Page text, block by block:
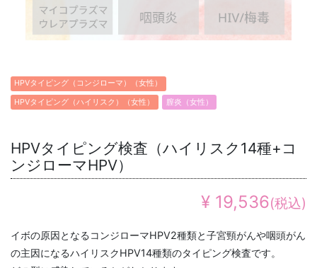
HPVタイピング（コンジローマ）（女性）
HPVタイピング（ハイリスク）（女性） 膣炎（女性）
HPVタイピング検査（ハイリスク14種+コ
ンジローマHPV）
¥ 19,536(税込)
イボの原因となるコンジローマHPV2種類と子宮頸がんや咽頭がん
の主因になるハイリスクHPV14種類のタイピング検査です。